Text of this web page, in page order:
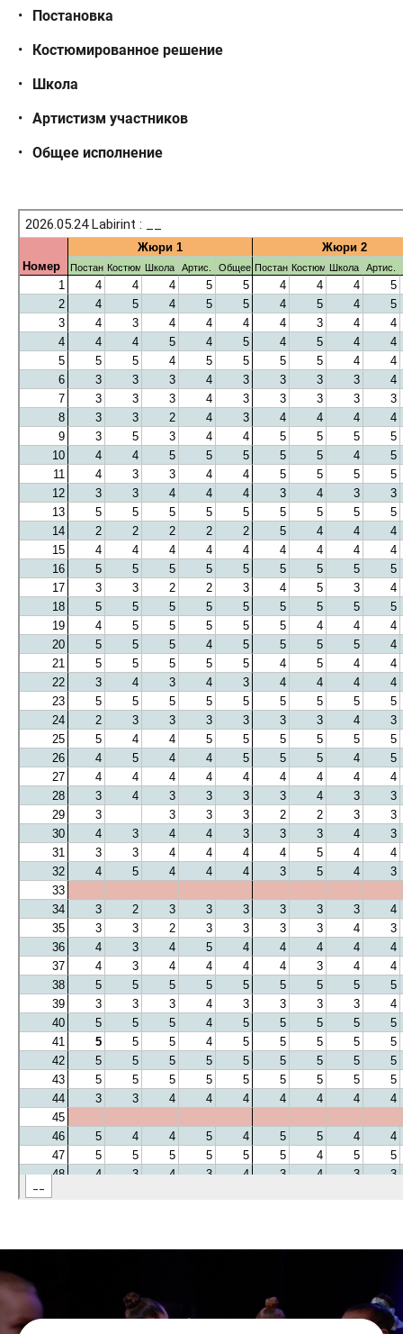
Постановка
Костюмированное решение
Школа
Артистизм участников
Общее исполнение